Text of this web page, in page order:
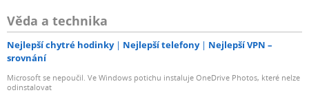
Věda a technika
Nejlepší chytré hodinky Nejlepší telefony
Nejlepší VPN –
srovnání
Microsoft se nepoučil. Ve Windows potichu instaluje OneDrive Photos, které nelze
odinstalovat